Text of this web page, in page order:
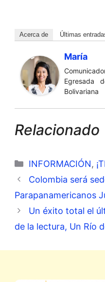
Acerca de Últimas
María
Egresada
Bolivariana
Relacionado
Categorías
INFORMACIÓN,
Colombia será
Parapanamericanos
Un éxito total el
de la lectura, Un Río